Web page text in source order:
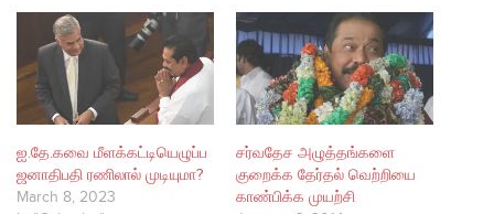
ஐ.தே.கவை மீளக்கட்டியெழுப்ப
ஜனாதிபதி ரணிலால் முடியுமா?
March 8, 2023
சர்வதேச அழுத்தங்களை
குறைக்க தேர்தல் வெற்றியை
காண்பிக்க முயற்சி